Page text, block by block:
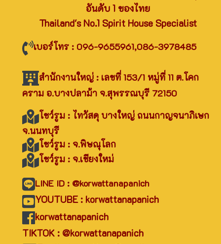
อันดับ 1 ของไทย
Thailand's No.1 Spirit House Specialist
เบอร์โทร : 096-9655961,086-3978485
สำนักงานใหญ่ : เลขที่ 153/1 หมู่ที่ 11 ต.โคก
คราม อ.บางปลาม้า จ.สุพรรณบุรี 72150
โชว์รูม : ไทวัสดุ บางใหญ่ ถนนกาญจนาภิเษก
จ.นนทบุรี
โชว์รูม : จ.พิษณุโลก
โชว์รูม : จ.เชียงใหม่
LINE ID : @korwattanapanich
YOUTUBE : korwattanapanich
korwattanapanich
TIKTOK : @korwattanapanich